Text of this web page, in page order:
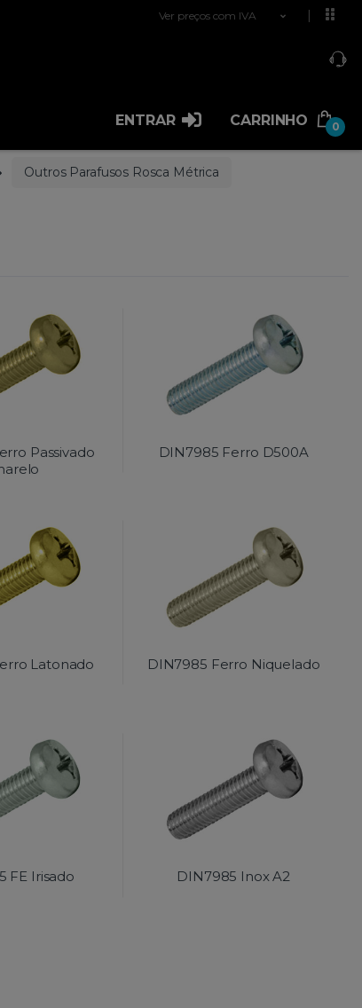
Ver preços com IVA
ENTRAR CARRINHO 0
Outros Parafusos Rosca Métrica
Passivado
DIN7985 Ferro D500A
Latonado DIN7985 Ferro Niquelado
FE Irisado DIN7985 Inox A2